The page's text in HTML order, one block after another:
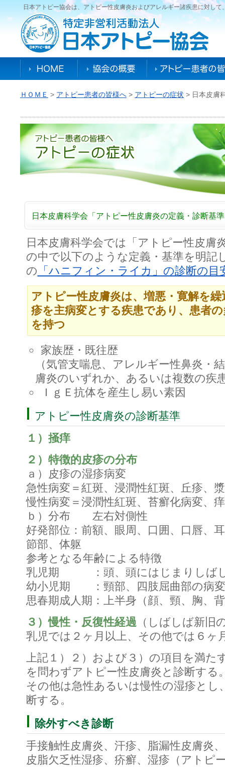
日本アトピー協会は、アトピー性皮膚炎およびアレルギー諸疾患に対し
ＨＯＭＥ > アトピー患者の皆様へ > アトピーの症状 > 日本皮膚
日本皮膚科学会「アトピー性皮膚炎の定義・診断基
日本皮膚科学会では「アトピー性皮膚
の中で以下のような定義・基準を明記
の 「ハニフィン・ライカ」の診断の目
アトピー性皮膚炎は、増悪・寛解を
疹を主病変とする疾患であり、患者
を持つ
家族歴・既往歴
（気管支喘息、アレルギー性鼻炎・
膚炎のいずれか、あるいは複数の疾
ＩｇＥ抗体を産生し易い素因
アトピー性皮膚炎の診断基準
１）掻痒
２）特徴的皮疹の分布
ａ）皮疹の湿疹病変
急性病変＝紅斑、浸潤性紅斑、丘疹、
慢性病変＝浸潤性紅斑、苔癬化病変、
ｂ）分布 左右対側性
好発部位：前額、眼周、口囲、口唇、
節部、体躯
参考となる年齢による特徴
乳児期 ：頭、頭にはじまりしばし
幼小児期 ：頸部、四肢屈曲部の病変
思春期成人期：上半身（顔、頸、胸、
３）慢性・反復性経過（しばしば新旧
乳児では２ヶ月以上、その他では６ヶ
上記１）２）および３）の項目を満た
を問わずアトピー性皮膚炎と診断する
その他は急性あるいは慢性の湿疹とし
断する。
除外すべき診断
手接触性皮膚炎、汗疹、脂漏性皮膚炎
皮脂欠乏性湿疹、疥癬、湿疹（アトピ